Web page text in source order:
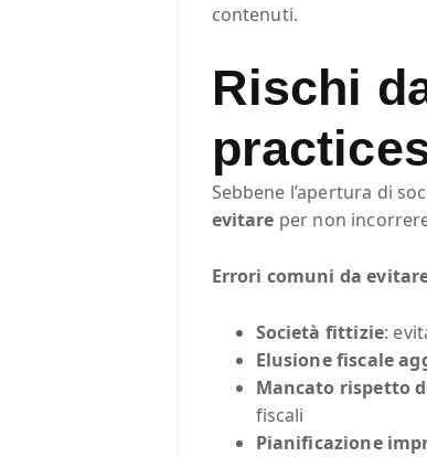
contenuti.
Rischi
Sebbene l’apertura di
evitare per non
Errori comuni da
Società fittizie:
Elusione fiscale
Mancato rispetto
fiscali
Pianificazione